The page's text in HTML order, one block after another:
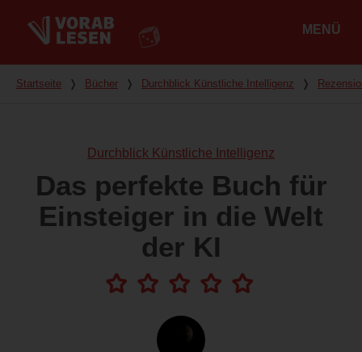
MENÜ
Du bist hier
Startseite ❭ Bücher ❭ Durchblick Künstliche Intelligenz ❭
Durchblick Künstliche Intelligenz
Das perfekte Buch für
Einsteiger in die Welt
der KI